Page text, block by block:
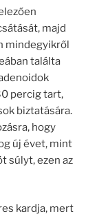
majd
mindegyikről
találta
percig tart,
biztatására.
hogy
új évet, mint
súlyt, ezen az
kardja, mert